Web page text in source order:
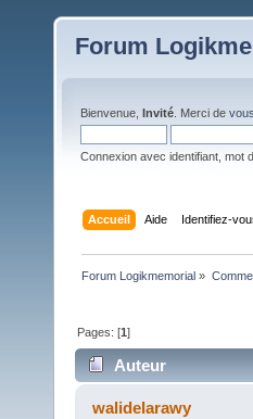
Forum
Bienvenue, Invité . Merci de
Connexion avec identifiant, mot
Accueil Aide Identifiez-
Forum Logikmemorial »
Pages: [1]
Auteur
walidelarawy